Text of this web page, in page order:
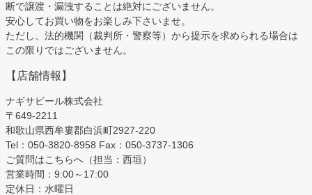
断で譲渡・漏洩することは絶対にございません。
安心してお買い物をお楽しみ下さいませ。
ただし、法的機関（裁判所・警察等）から提示を求められる場合は
この限りではございません。
【店舗情報】
ナギサビール株式会社
〒649-2211
和歌山県西牟婁郡白浜町2927-220
Tel：050-3820-8958 Fax：050-3737-1306
ご質問はこちらへ（担当：西垣）
営業時間：9:00～17:00
定休日：水曜日